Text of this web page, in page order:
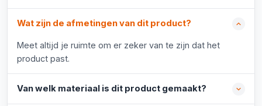
Wat zijn de afmetingen van dit product?
Meet altijd je ruimte om er zeker van te zijn dat het
product past.
Van welk materiaal is dit product gemaakt?